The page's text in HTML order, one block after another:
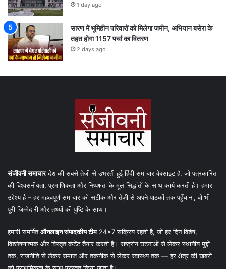
1 day ago
सारण में भूमिहीन परिवारों को मिलेगा जमीन, अभियान बसेरा के
तहत होगा 1157 पर्चा का वितरण
2 days ago
संजीवनी समाचारदेश की सबसे तेजी से उभरती हुई हिंदी समाचार वेबसाइट है, जो पत्रकारिता
की विश्वसनीयता, प्रमाणिकता और निष्पक्षता के मूल सिद्धांतों के साथ कार्य करती है। हमारा
उद्देश्य है – हर महत्वपूर्ण समाचार को सटीक और तेज़ी से अपने पाठकों तक पहुँचाना, वो भी
पूरी जिम्मेदारी और तथ्यों की पुष्टि के साथ।
हमारी समर्पितऑनलाइन संपादकीय टीम24×7 सक्रिय रहती है, जो हर दिन विशेष,
विश्लेषणात्मक और विस्तृत कंटेंट तैयार करती है। राष्ट्रीय घटनाओं से लेकर स्थानीय मुद्दों
तक, राजनीति से लेकर समाज और तकनीक से लेकर स्वास्थ्य तक — हर क्षेत्र की खबरों